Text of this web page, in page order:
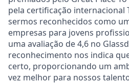
pela certificação internacional
sermos reconhecidos como
empresas para jovens
uma avaliação de 4,6 no
reconhecimento nos indica
certo, proporcionando um
vez melhor para nossos